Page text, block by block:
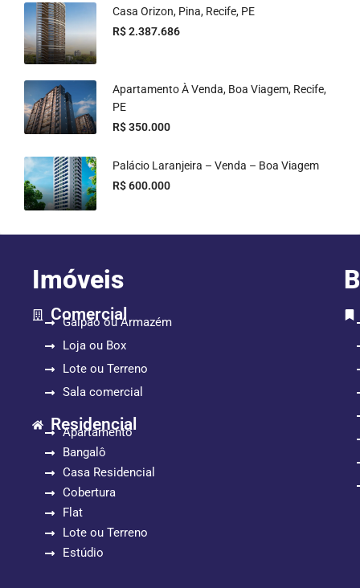
Casa Orizon, Pina, Recife, PE
R$ 2.387.686
Apartamento À Venda, Boa Viagem, Recife,
PE
R$ 350.000
Palácio Laranjeira – Venda – Boa Viagem
R$ 600.000
Imóveis
Comercial
Galpão ou Armazém
Loja ou Box
Lote ou Terreno
Sala comercial
Residencial
Apartamento
Bangalô
Casa Residencial
Cobertura
Flat
Lote ou Terreno
Estúdio